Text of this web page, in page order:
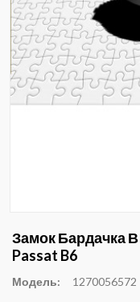
Замок Бардачка
Passat B6
Модель: 1270056572